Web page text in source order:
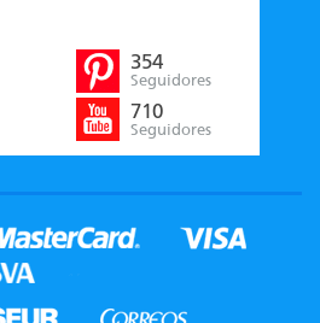
354
Seguidores
710
Seguidores